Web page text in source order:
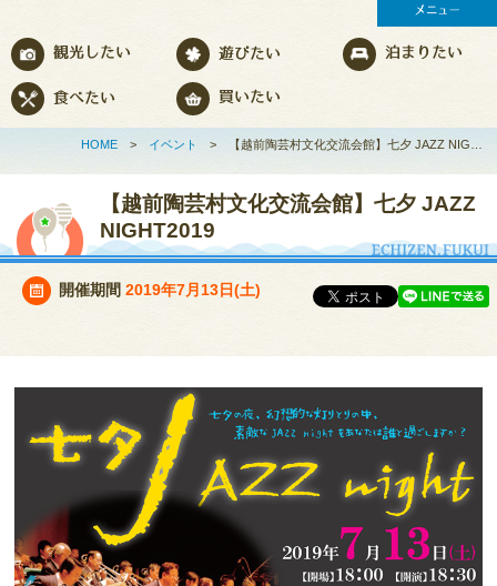
HOME> イベント > 【越前陶芸村文化交流会館】七夕 JAZZ NIG…
【越前陶芸村文化交流会館】七夕 JAZZ
NIGHT2019
開催期間 2019年7月13日(土)